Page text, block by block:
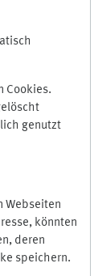
Cookies.
genutzt
Webseiten
könnten
deren
speichern.